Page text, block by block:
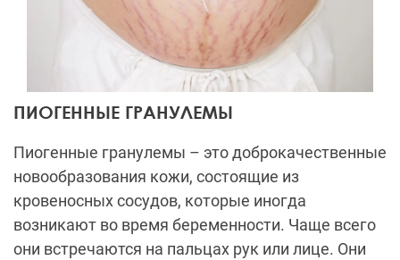
ПИОГЕННЫЕ ГРАНУЛЕМЫ
Пиогенные гранулемы – это доброкачественные
новообразования кожи, состоящие из
кровеносных сосудов, которые иногда
возникают во время беременности. Чаще всего
они встречаются на пальцах рук или лице. Они